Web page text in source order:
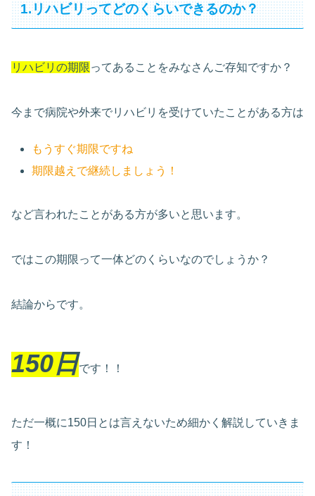
1.リハビリってどのくらいできるのか？
リハビリの期限ってあることをみなさんご存知ですか？
今まで病院や外来でリハビリを受けていたことがある方は
もうすぐ期限ですね
期限越えで継続しましょう！
など言われたことがある方が多いと思います。
ではこの期限って一体どのくらいなのでしょうか？
結論からです。
150日です！！
ただ一概に150日とは言えないため細かく解説していきま
す！